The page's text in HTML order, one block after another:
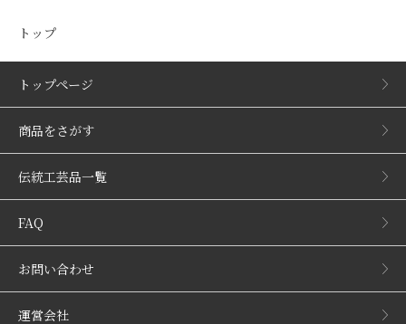
トップ
トップページ
商品をさがす
伝統工芸品一覧
FAQ
お問い合わせ
運営会社